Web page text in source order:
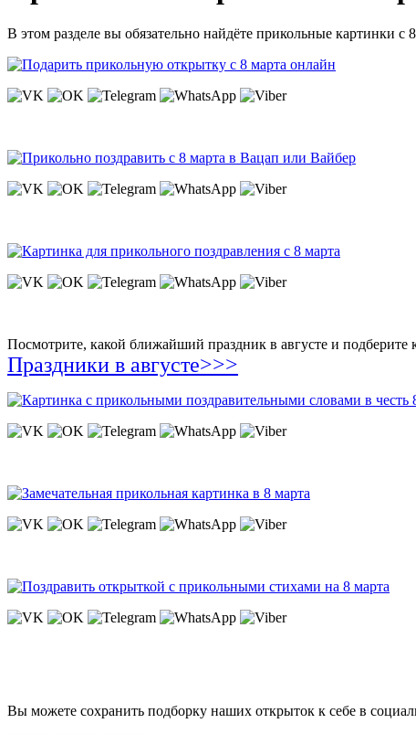
В этом разделе вы обязательно найдёте прикольные картинки
Посмотрите, какой ближайший праздник в августе и подберите
Праздники в августе>>>
Вы можете сохранить подборку наших открыток к себе в